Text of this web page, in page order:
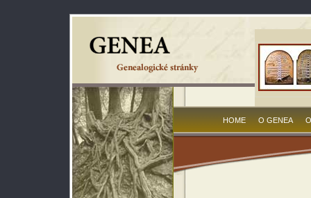
HOME O GENEA